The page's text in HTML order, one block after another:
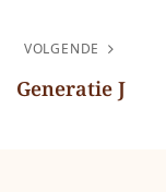
VOLGENDE
Generatie J